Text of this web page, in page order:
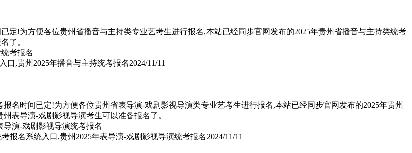
定!为方便各位贵州省播音与主持类专业艺考生进行报名,本站已经同步官网发布的2025年贵州省播音与主持类统考
了。
口,贵州2025年播音与主持统考报名2024/11/11
名时间已定!为方便各位贵州省表导演-戏剧影视导演类专业艺考生进行报名,本站已经同步官网发布的2025年贵州
表导演-戏剧影视导演考生可以准备报名了。
报名系统入口,贵州2025年表导演-戏剧影视导演统考报名2024/11/11